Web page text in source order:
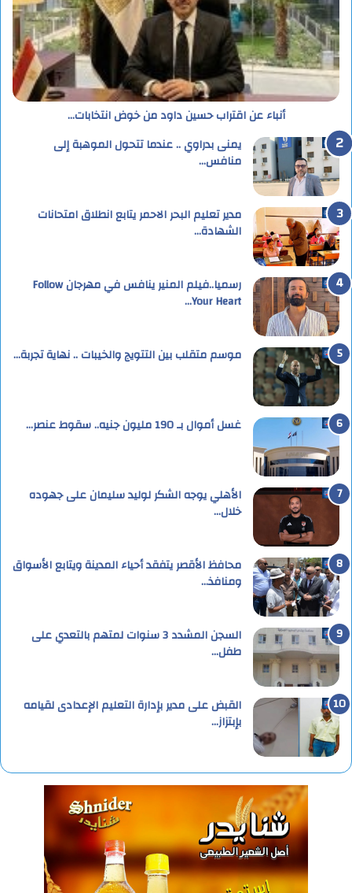
أنباء عن اقتراب حسين داود من خوض انتخابات…
يمنى بدراوي .. عندما تتحول الموهبة إلى
منافس…
مدير تعليم البحر الاحمر يتابع انطلاق امتحانات
الشهادة…
رسميا..فيلم المنير ينافس في مهرجان Follow
Your Heart…
موسم متقلب بين التتويج والخيبات .. نهاية تجربة…
غسل أموال بـ 190 مليون جنيه.. سقوط عنصر…
الأهلي يوجه الشكر لوليد سليمان على جهوده
خلال…
محافظ الأقصر يتفقد أحياء المدينة ويتابع الأسواق
ومنافذ…
السجن المشدد 3 سنوات لمتهم بالتعدي على
طفل…
القبض على مدير بإدارة التعليم الإعدادى لقيامه
بإبتزاز…